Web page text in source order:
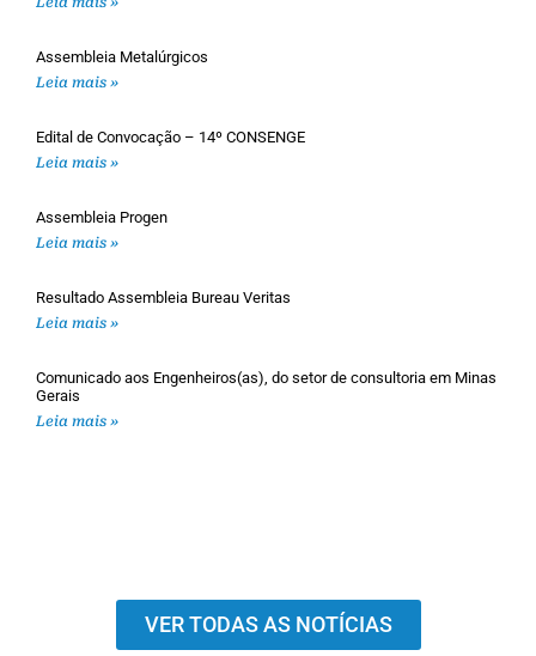
Assembleia Metalúrgicos
Leia mais »
Edital de Convocação – 14º CONSENGE
Leia mais »
Assembleia Progen
Leia mais »
Resultado Assembleia Bureau Veritas
Leia mais »
Comunicado aos Engenheiros(as), do setor de consultoria em Minas
Gerais
Leia mais »
VER TODAS AS NOTÍCIAS